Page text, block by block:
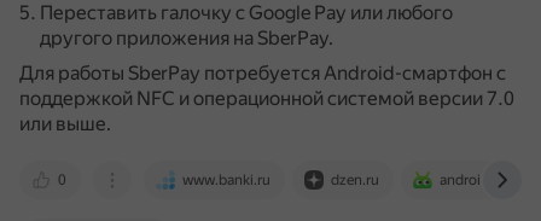
Переставить галочку с Google Pay или любого
другого приложения на SberPay.
Для работы SberPay потребуется Android-смартфон с
поддержкой NFC и операционной системой версии 7.0
или выше.
0 www.banki.ru dzen.ru